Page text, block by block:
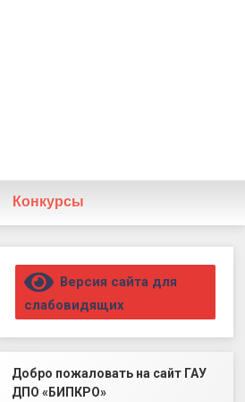
Конкурсы
Правый сайдбар
Версия сайта для
слабовидящих
Добро пожаловать на сайт ГАУ
ДПО «БИПКРО»